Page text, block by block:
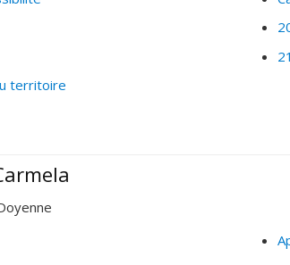
territoire